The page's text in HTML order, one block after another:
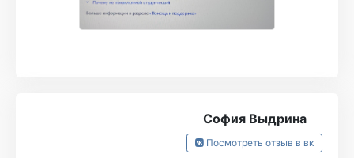
личке курса. Приложение (сайт) супер круто
устроены, очень удобная навигация, дз,
знала, где и сколько снимут, результат был в
София Выдрина
Посмотреть отзыв в вк